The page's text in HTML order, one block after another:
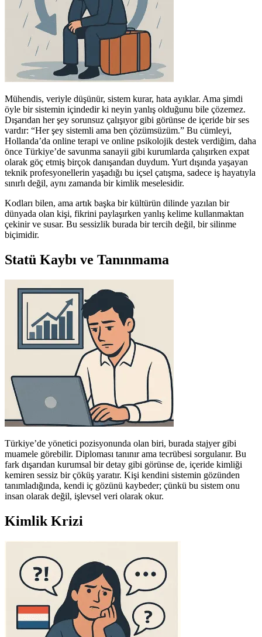
Mühendis, veriyle düşünür, sistem kurar, hata ayıklar. Ama şimdi
öyle bir sistemin içindedir ki neyin yanlış olduğunu bile çözemez.
Dışarıdan her şey sorunsuz çalışıyor gibi görünse de içeride bir ses
vardır: “Her şey sistemli ama ben çözümsüzüm.” Bu cümleyi,
Hollanda’da online terapi ve online psikolojik destek verdiğim, daha
önce Türkiye’de savunma sanayii gibi kurumlarda çalışırken expat
olarak göç etmiş birçok danışandan duydum. Yurt dışında yaşayan
teknik profesyonellerin yaşadığı bu içsel çatışma, sadece iş hayatıyla
sınırlı değil, aynı zamanda bir kimlik meselesidir.
Kodları bilen, ama artık başka bir kültürün dilinde yazılan bir
dünyada olan kişi, fikrini paylaşırken yanlış kelime kullanmaktan
çekinir ve susar. Bu sessizlik burada bir tercih değil, bir silinme
biçimidir.
Statü Kaybı ve Tanınmama
Türkiye’de yönetici pozisyonunda olan biri, burada stajyer gibi
muamele görebilir. Diploması tanınır ama tecrübesi sorgulanır. Bu
fark dışarıdan kurumsal bir detay gibi görünse de, içeride kimliği
kemiren sessiz bir çöküş yaratır. Kişi kendini sistemin gözünden
tanımladığında, kendi iç gözünü kaybeder; çünkü bu sistem onu
insan olarak değil, işlevsel veri olarak okur.
Kimlik Krizi